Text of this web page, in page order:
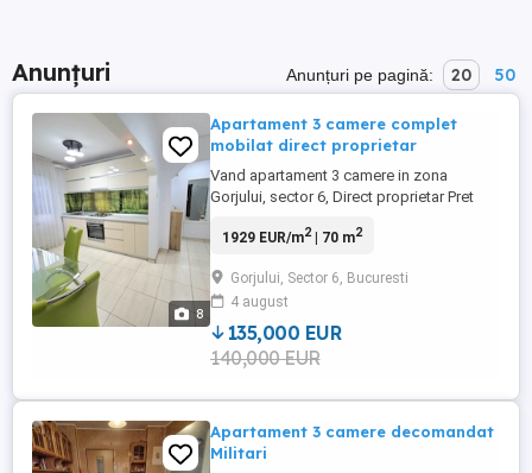
Anunțuri Anunțuri pe pagină: 20 50
8
Apartament 3 camere complet
mobilat direct proprietar
Vand apartament 3 camere in zona
Gorjului, sector 6, Direct proprietar Pret
Suprafata utila 70 mp + Balcon 9 mp
proprietar conducta de gaze Aer
conditionat Dispune de 2 spații de
depozitare încastrate în perete, integrate
și prevăzute ...
1929 EUR/m2| 70 m2
Gorjului, Sector 6, Bucuresti
4 august
135,000 EUR
140,000 EUR
Apartament 3 camere decomandat
Militari